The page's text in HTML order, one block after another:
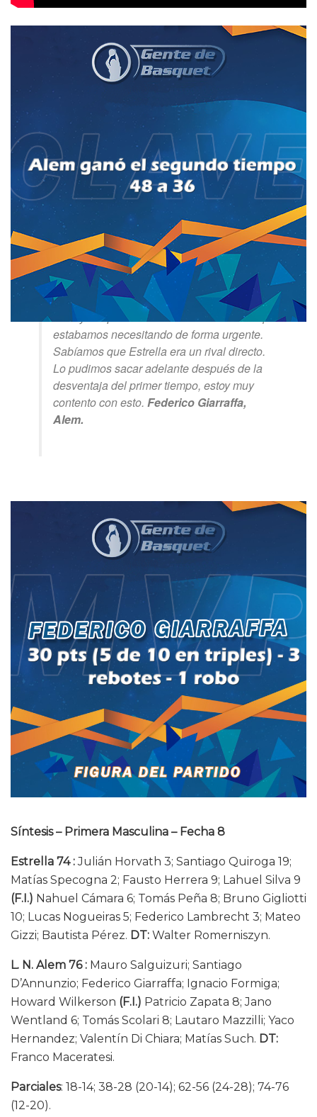
La charla en el vestuario (del entretiempo)
nos ayudó para dar un cambio de actitud que
estabamos necesitando de forma urgente.
Sabíamos que Estrella era un rival directo.
Lo pudimos sacar adelante después de la
desventaja del primer tiempo, estoy muy
contento con esto. Federico Giarraffa,
Alem.
Síntesis – Primera Masculina – Fecha 8
Estrella 74 :Julián Horvath 3; Santiago Quiroga 19;
Matías Specogna 2; Fausto Herrera 9; Lahuel Silva 9
(F.I.) Nahuel Cámara 6; Tomás Peña 8; Bruno Gigliotti
10; Lucas Nogueiras 5; Federico Lambrecht 3; Mateo
Gizzi; Bautista Pérez. DT: Walter Romerniszyn.
L. N. Alem 76 : Mauro Salguizuri; Santiago
D’Annunzio; Federico Giarraffa; Ignacio Formiga;
Howard Wilkerson (F.I.) Patricio Zapata 8; Jano
Wentland 6; Tomás Scolari 8; Lautaro Mazzilli; Yaco
Hernandez; Valentín Di Chiara; Matías Such. DT:
Franco Maceratesi.
Parciales: 18-14; 38-28 (20-14); 62-56 (24-28); 74-76
(12-20).